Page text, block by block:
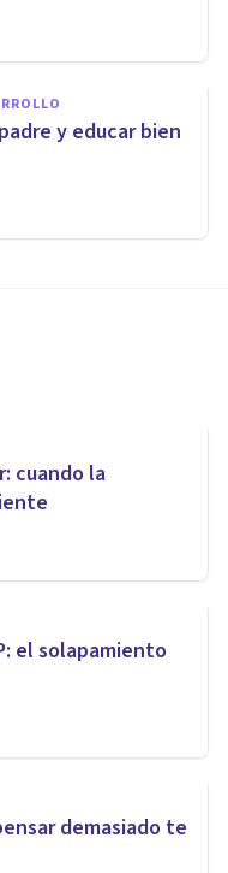
y educar bien
cuando la
el solapamiento
demasiado te